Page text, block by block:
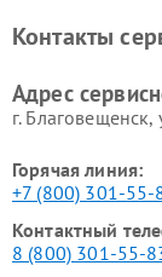
Контакты
Адрес
г.
Горячая линия:
+7 (800) 301-55-
Контактный
8 (800) 301-55-